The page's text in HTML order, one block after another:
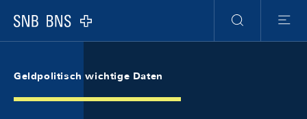
Logo
Suche
Menu
Geldpolitisch wichtige Daten